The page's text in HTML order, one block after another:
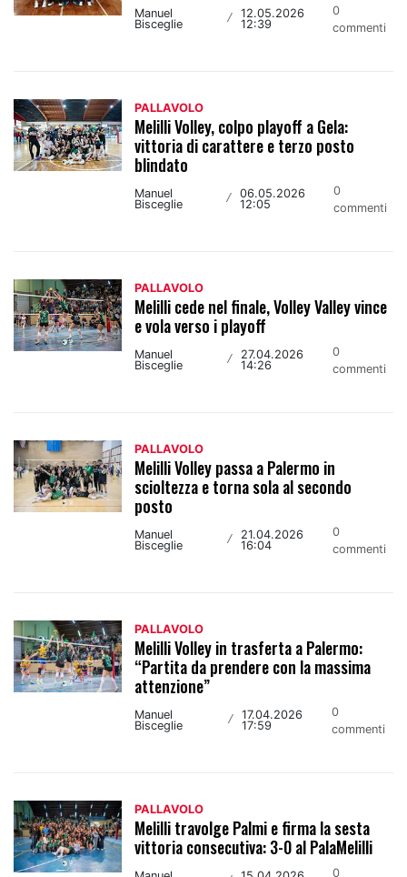
Manuel
Bisceglie
/ 12.05.2026
12:39
0
commenti
PALLAVOLO
Melilli Volley, colpo playoff a Gela:
vittoria di carattere e terzo posto
blindato
Manuel
Bisceglie
/
06.05.2026
12:05
0
commenti
PALLAVOLO
Melilli cede nel finale, Volley Valley vince
e vola verso i playoff
Manuel
Bisceglie
/
27.04.2026
14:26
0
commenti
PALLAVOLO
Melilli Volley passa a Palermo in
scioltezza e torna sola al secondo
posto
Manuel
Bisceglie
/
21.04.2026
16:04
0
commenti
PALLAVOLO
Melilli Volley in trasferta a Palermo:
“Partita da prendere con la massima
attenzione”
Manuel
Bisceglie
/
17.04.2026
17:59
0
commenti
PALLAVOLO
Melilli travolge Palmi e firma la sesta
vittoria consecutiva: 3-0 al PalaMelilli
0